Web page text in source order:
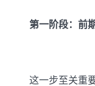
第一阶段：前
这一步至关重要